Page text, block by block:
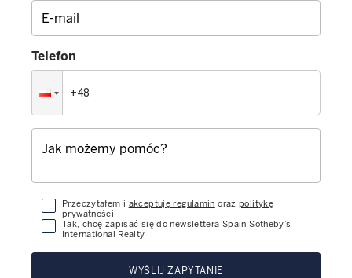
Telefon
Przeczytałem i akceptuję regulamin oraz politykę
prywatności
Tak, chcę zapisać się do newslettera Spain Sotheby’s
International Realty
WYŚLIJ ZAPYTANIE